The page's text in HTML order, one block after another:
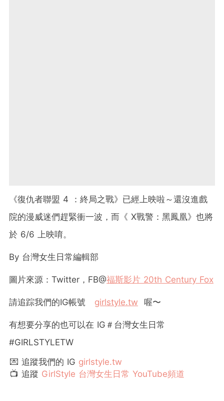
《復仇者聯盟 4 ：終局之戰》已經上映啦～還沒進戲
院的漫威迷們趕緊衝一波，而《 X戰警：黑鳳凰》也將
於 6/6 上映唷。
By 台灣女生日常編輯部
圖片來源：Twitter，FB@福斯影片 20th Century Fox
請追踪我們的IG帳號 girlstyle.tw 喔〜
有想要分享的也可以在 IG＃台灣女生日常
#GIRLSTYLETW
💌 追蹤我們的 IG girlstyle.tw
📺 追蹤 GirlStyle 台灣女生日常 YouTube頻道